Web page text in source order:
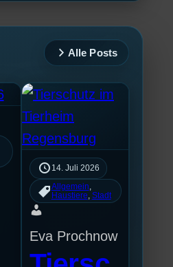
Alle Posts
14. Juli 2026
Allgemein
Haustiere Stadt
Eva Prochnow